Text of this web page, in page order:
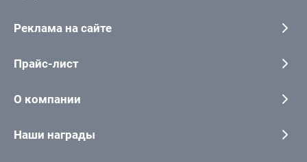
Реклама на сайте
Прайс-лист
О компании
Наши награды